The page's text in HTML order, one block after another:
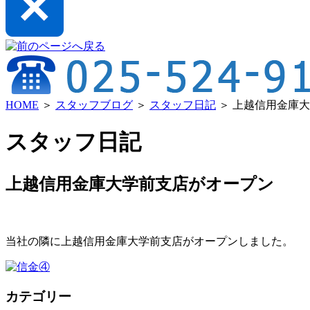
HOME ＞ スタッフブログ ＞ スタッフ日記 ＞ 上越信用金庫
スタッフ日記
上越信用金庫大学前支店がオープン
当社の隣に上越信用金庫大学前支店がオープンしました。
カテゴリー